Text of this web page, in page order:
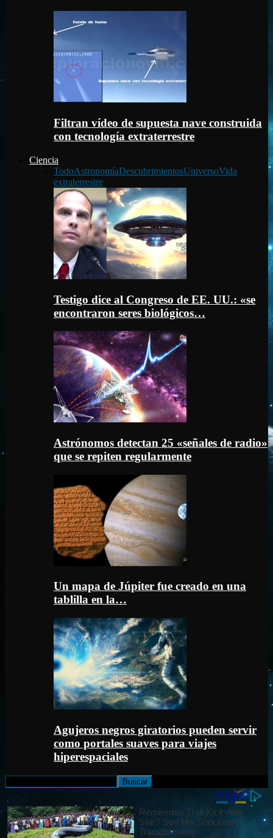
Filtran vídeo de supuesta nave construida
con tecnología extraterrestre
Ciencia
TodoAstronomíaDescubrimientosUniversoVida
extraterrestre
Testigo dice al Congreso de EE. UU.: «se
encontraron seres biológicos…
Astrónomos detectan 25 «señales de radio»
que se repiten regularmente
Un mapa de Júpiter fue creado en una
tablilla en la…
Agujeros negros giratorios pueden servir
como portales suaves para viajes
hiperespaciales